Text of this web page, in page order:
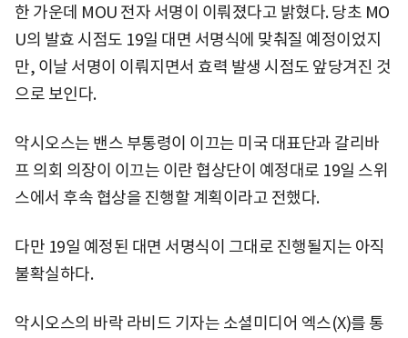
한 가운데 MOU 전자 서명이 이뤄졌다고 밝혔다. 당초 MO
U의 발효 시점도 19일 대면 서명식에 맞춰질 예정이었지
만, 이날 서명이 이뤄지면서 효력 발생 시점도 앞당겨진 것
으로 보인다.
악시오스는 밴스 부통령이 이끄는 미국 대표단과 갈리바
프 의회 의장이 이끄는 이란 협상단이 예정대로 19일 스위
스에서 후속 협상을 진행할 계획이라고 전했다.
다만 19일 예정된 대면 서명식이 그대로 진행될지는 아직
불확실하다.
악시오스의 바락 라비드 기자는 소셜미디어 엑스(X)를 통